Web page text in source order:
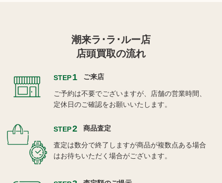
潮来ラ･ラ･ルー店
店頭買取の流れ
STEP1 ご来店
ご予約は不要でございますが、店舗の営業時間、
定休日のご確認をお願いいたします。
STEP2 商品査定
査定は数分で終了しますが商品が複数点ある場合
はお待ちいただく場合がございます。